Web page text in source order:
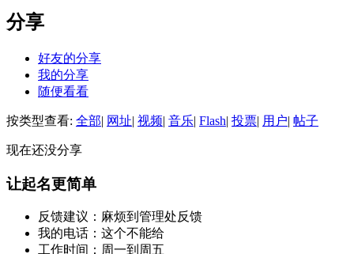
分享
好友的分享
我的分享
随便看看
按类型查看: 全部| 网址| 视频| 音乐| Flash| 投票| 用户| 帖子
现在还没分享
让起名更简单
反馈建议：麻烦到管理处反馈
我的电话：这个不能给
工作时间：周一到周五